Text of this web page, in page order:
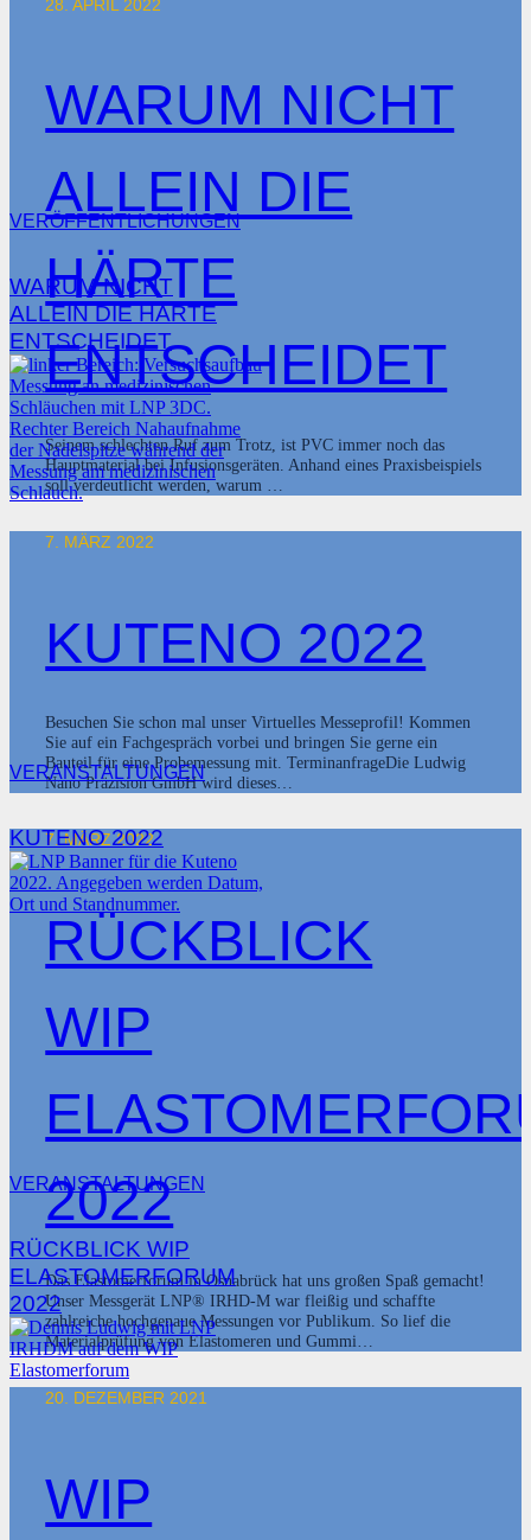
28. APRIL 2022
WARUM NICHT
ALLEIN DIE
HÄRTE
ENTSCHEIDET
Seinem schlechten Ruf zum Trotz, ist PVC immer noch das
Hauptmaterial bei Infusionsgeräten. Anhand eines Praxisbeispiels
soll verdeutlicht werden, warum …
7. MÄRZ 2022
KUTENO 2022
Besuchen Sie schon mal unser Virtuelles Messeprofil! Kommen
Sie auf ein Fachgespräch vorbei und bringen Sie gerne ein
Bauteil für eine Probemessung mit. TerminanfrageDie Ludwig
Nano Präzision GmbH wird dieses…
7. MÄRZ 2022
RÜCKBLICK
WIP
2022
Das Elastomerforum in Osnabrück hat uns großen Spaß gemacht!
Unser Messgerät LNP® IRHD-M war fleißig und schaffte
zahlreiche hochgenaue Messungen vor Publikum. So lief die
Materialprüfung von Elastomeren und Gummi…
20. DEZEMBER 2021
WIP
VERÖFFENTLICHUNGEN
WARUM NICHT
ALLEIN DIE HÄRTE
ENTSCHEIDET
VERANSTALTUNGEN
KUTENO 2022
VERANSTALTUNGEN
RÜCKBLICK WIP
ELASTOMERFORUM
2022